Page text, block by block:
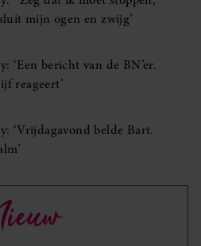
mijn ogen en zwijg’
‘Een bericht van de BN’er.
reageert’
‘Vrijdagavond belde Bart.